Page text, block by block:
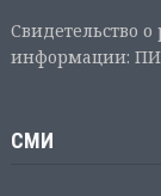
Свидетельство
информации: ПИ
СМИ